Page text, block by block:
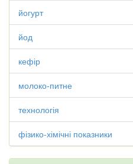
йогурт
йод
кефір
молоко-питне
технологія
фізико-хімічні показники